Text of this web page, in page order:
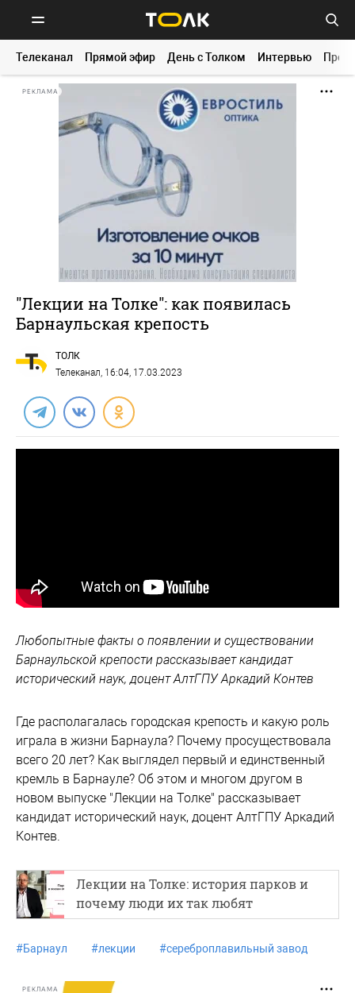
Телеканал Прямой эфир День с Толком Интервью
РЕКЛАМА
"Лекции на Толке": как появилась
Барнаульская крепость
ТОЛК
Телеканал, 16:04, 17.03.2023
Любопытные факты о появлении и существовании
Барнаульской крепости рассказывает кандидат
исторический наук, доцент АлтГПУ Аркадий Контев
Где располагалась городская крепость и какую роль
играла в жизни Барнаула? Почему просуществовала
всего 20 лет? Как выглядел первый и единственный
кремль в Барнауле? Об этом и многом другом в
новом выпуске "Лекции на Толке" рассказывает
кандидат исторический наук, доцент АлтГПУ Аркадий
Контев.
Лекции на Толке: история парков и
почему люди их так любят
#Барнаул #лекции #сереброплавильный завод
РЕКЛАМА